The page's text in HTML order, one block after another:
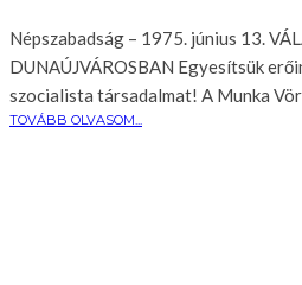
Népszabadság – 1975. június 13.
DUNAÚJVÁROSBAN Egyesítsük
szocialista társadalmat! A Munka
TOVÁBB OLVASOM...